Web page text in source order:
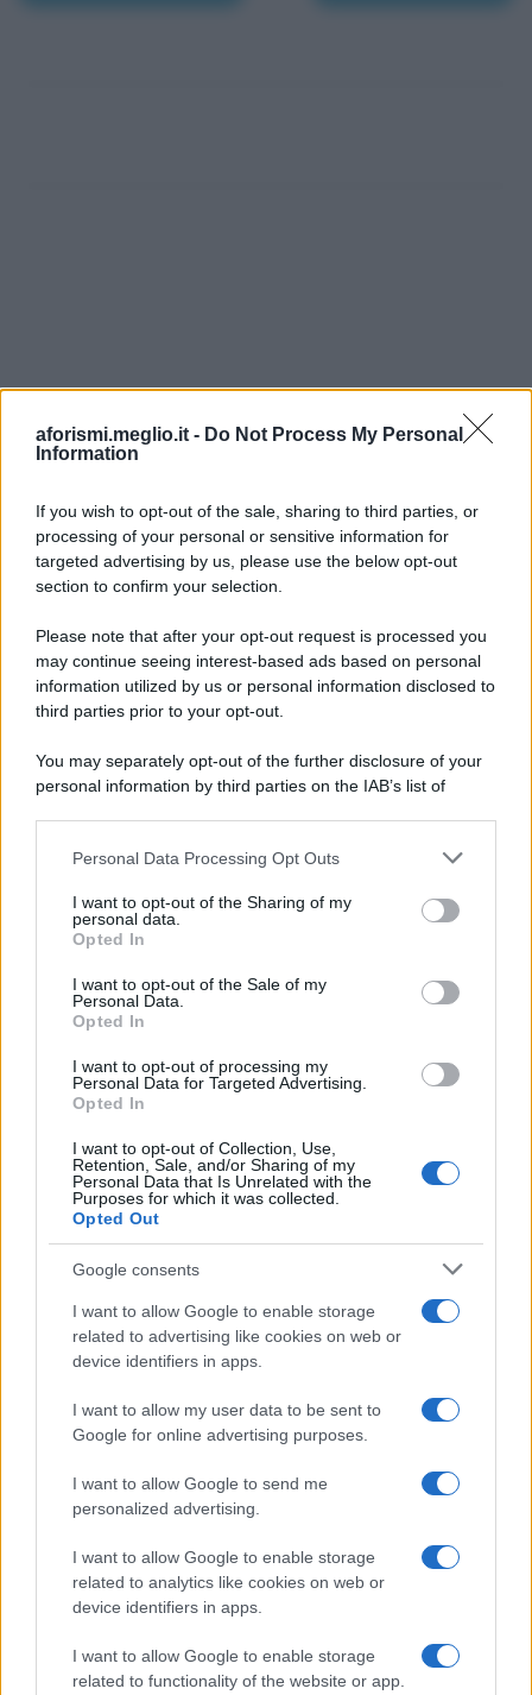
aforismi.meglio.it - Do Not Process My Personal
Information
If you wish to opt-out of the sale, sharing to third parties, or
processing of your personal or sensitive information for
targeted advertising by us, please use the below opt-out
section to confirm your selection.
Please note that after your opt-out request is processed you
may continue seeing interest-based ads based on personal
information utilized by us or personal information disclosed to
third parties prior to your opt-out.
You may separately opt-out of the further disclosure of your
personal information by third parties on the IAB’s list of
This information may also be disclosed by us to third parties
disclose it to other third parties.
Please note that this website/app uses one or more Google
services and may gather and store information including but
not limited to your visit or usage behaviour. You may click to
grant or deny consent to Google and its third-party tags to
consent section.
Personal Data Processing Opt Outs
I want to opt-out of the Sharing of my
personal data.
Opted In
I want to opt-out of the Sale of my
Personal Data.
Opted In
I want to opt-out of processing my
Personal Data for Targeted Advertising.
Opted In
I want to opt-out of Collection, Use,
Retention, Sale, and/or Sharing of my
Personal Data that Is Unrelated with the
Purposes for which it was collected.
Opted Out
Google consents
I want to allow Google to enable storage
related to advertising like cookies on web or
device identifiers in apps.
I want to allow my user data to be sent to
Google for online advertising purposes.
I want to allow Google to send me
personalized advertising.
I want to allow Google to enable storage
related to analytics like cookies on web or
device identifiers in apps.
I want to allow Google to enable storage
related to functionality of the website or app.
Ricevi LE FRASI PIÙ BELLE via e-mail
E-mail
FRASI
Frasi celebri
Frasi da condividere
Poesie
FILM
Frasi dei film
Frasi film più lette
Incipit dei film
Film più cercati
Frasi sul cinema
SERVIZI
Mappa del sito
Cookie Policy
Frasi suddivise per tema